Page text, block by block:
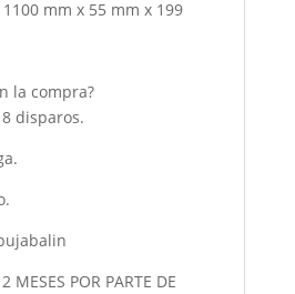
mm x 55 mm x 199
la compra?
disparos.
MESES POR PARTE DE